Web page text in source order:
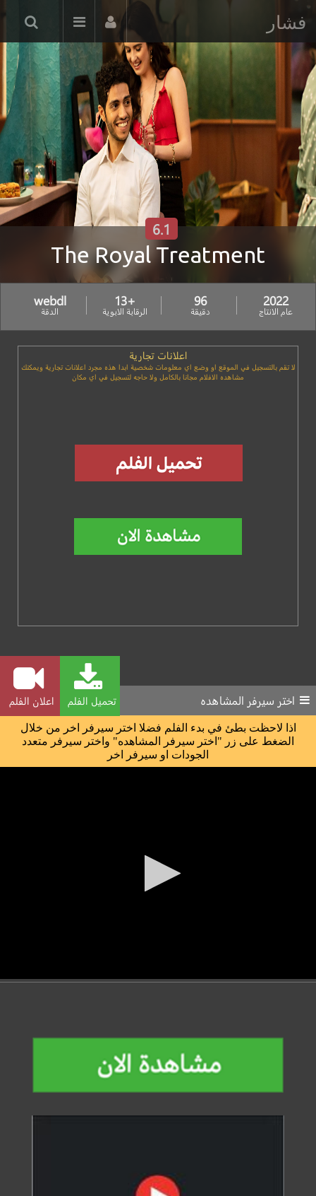
فشار
The Royal Treatment
6.1
2022
عام الانتاج
96
دقيقة
+13
الرقابة الابوية
webdl
الدقة
اعلانات تجارية
لا تقم بالتسجيل في الموقع او وضع اي معلومات شخصية ابدا هذه مجرد اعلانات تجارية ويمكنك
مشاهده الافلام مجانا بالكامل ولا حاجه لتسجيل في اي مكان
تحميل الفلم اعلان الفلم اختر سيرفر المشاهده
اذا لاحظت بطئ في بدء الفلم فضلا اختر سيرفر اخر من خلال
الضغط على زر "اختر سيرفر المشاهده" واختر سيرفر متعدد
الجودات او سيرفر اخر